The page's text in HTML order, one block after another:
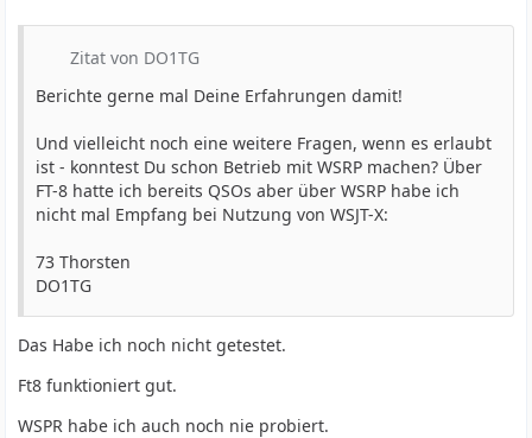
Zitat von DO1TG
Berichte gerne mal Deine Erfahrungen damit!
Und vielleicht noch eine weitere Fragen, wenn es erlaubt
ist - konntest Du schon Betrieb mit WSRP machen? Über
FT-8 hatte ich bereits QSOs aber über WSRP habe ich
nicht mal Empfang bei Nutzung von WSJT-X:
73 Thorsten
DO1TG
Das Habe ich noch nicht getestet.
Ft8 funktioniert gut.
WSPR habe ich auch noch nie probiert.